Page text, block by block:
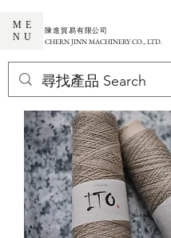
ME
NU
​陳進貿易有限公司
CHERN JINN MACHINERY CO., LTD.